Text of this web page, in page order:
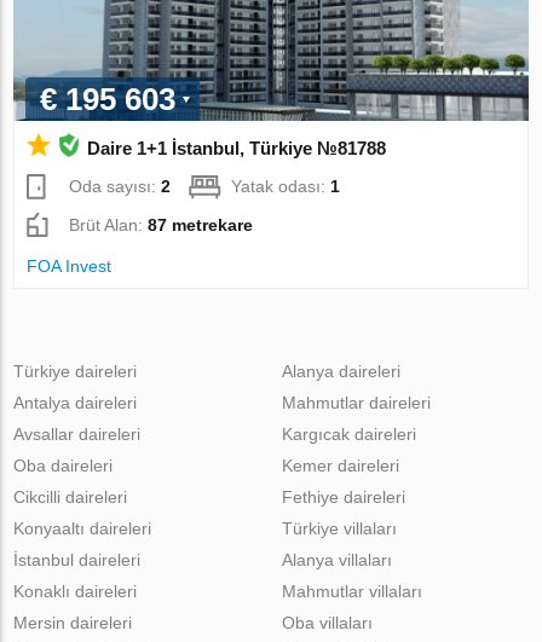
€ 195 603
Daire 1+1 İstanbul, Türkiye №81788
Oda sayısı:2 Yatak odası: 1
Brüt Alan:87 metrekare
FOA Invest
Türkiye daireleri
Antalya daireleri
Avsallar daireleri
Oba daireleri
Cikcilli daireleri
Alanya daireleri
Mahmutlar daireleri
Kargıcak daireleri
Kemer daireleri
Fethiye daireleri
Konyaaltı daireleri
İstanbul daireleri
Konaklı daireleri
Mersin daireleri
Türkiye villaları
Alanya villaları
Mahmutlar villaları
Oba villaları